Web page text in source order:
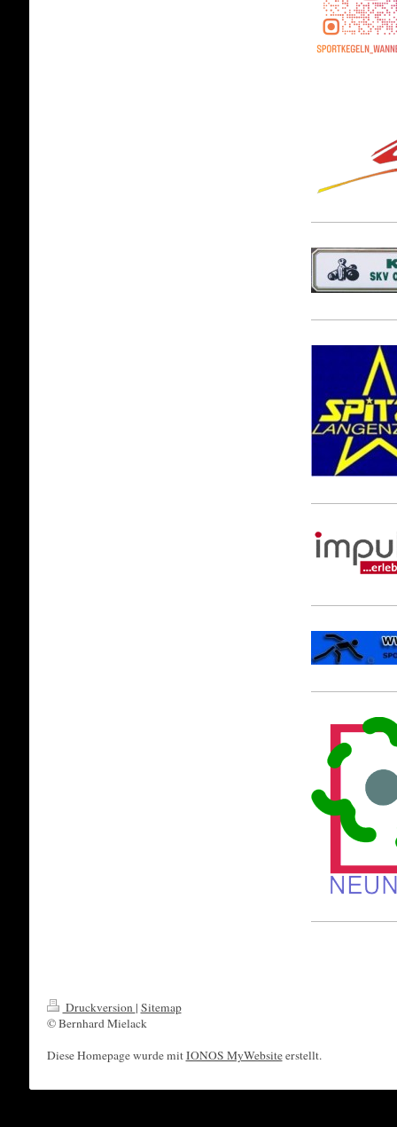
Druckversion | Sitemap
© Bernhard Mielack
Diese Homepage wurde mitIONOS MyWebsiteerstellt.